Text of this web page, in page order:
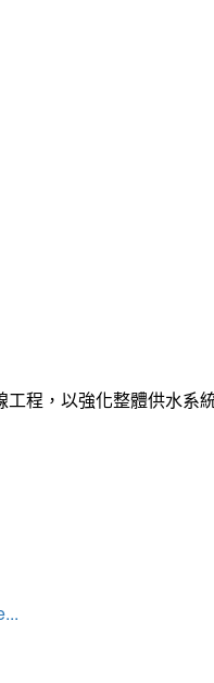
程，以強化整體供水系